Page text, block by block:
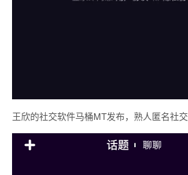
王欣的社交软件马桶MT发布，熟人匿名社交